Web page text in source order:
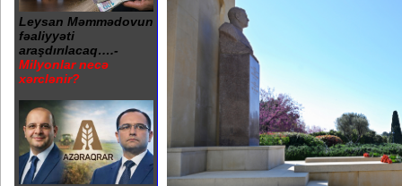
Leysan Məmmədovun
fəaliyyəti
araşdırılacaq….-
Milyonlar necə
xərclənir?